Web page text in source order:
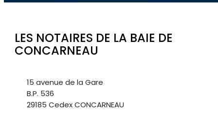
LES NOTAIRES DE LA BAIE DE
CONCARNEAU
15 avenue de la Gare
B.P. 536
29185 Cedex CONCARNEAU